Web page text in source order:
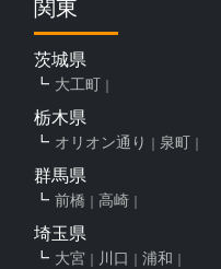
関東
茨城県
大工町
栃木県
オリオン通り 泉町
群馬県
前橋 高崎
埼玉県
大宮 川口 浦和